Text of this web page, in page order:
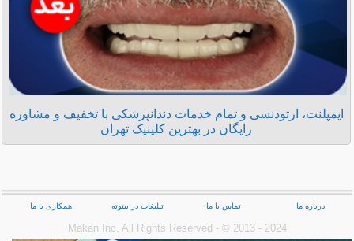
ایمپلنت، ارتودنسی و تمام خدمات دندانپزشکی با تخفیف و مشاوره
رایگان در بهترین کلینیک تهران
درباره ما تماس با ما تبلیغات در بیتوته همکاری با ما
Makan Inc.‎ All Rights Reserved - © 2013 - 2024